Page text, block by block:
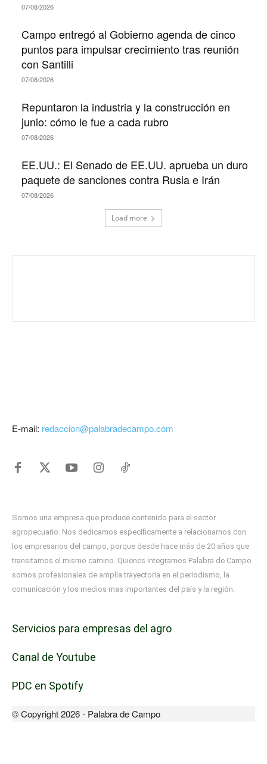
07/08/2026
Campo entregó al Gobierno agenda de cinco
puntos para impulsar crecimiento tras reunión
con Santilli
07/08/2026
Repuntaron la industria y la construcción en
junio: cómo le fue a cada rubro
07/08/2026
EE.UU.: El Senado de EE.UU. aprueba un duro
paquete de sanciones contra Rusia e Irán
07/08/2026
Load more
E-mail: redaccion@palabradecampo.com
Somos una empresa que produce contenido para el sector
agropecuario. Nos dedicamos específicamente a relacionarnos con
los empresarios del campo, porque desde hace más de 20 años que
transitamos el mismo camino. Quienes integramos Palabra de Campo
somos profesionales de amplia trayectoria en el periodismo, la
comunicación y los medios mas importantes del país y la región.
Servicios para empresas del agro
Canal de Youtube
PDC en Spotify
© Copyright 2026 - Palabra de Campo